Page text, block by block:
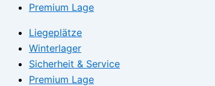
Premium Lage
Liegeplätze
Winterlager
Sicherheit & Service
Premium Lage